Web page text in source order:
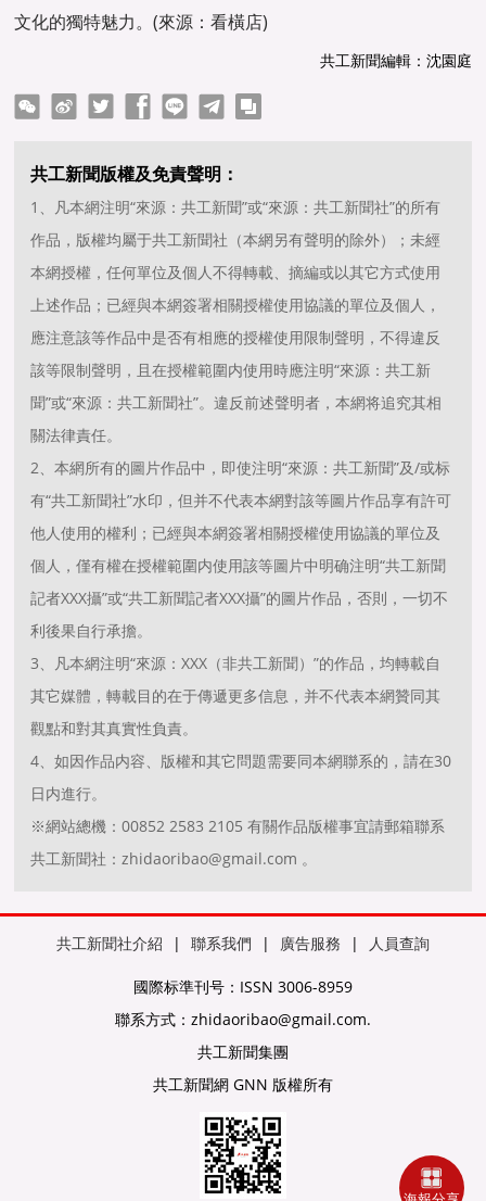
文化的獨特魅力。(來源：看橫店)
共工新聞編輯：沈園庭
linetelegram copy
共工新聞版權及免責聲明：
1、凡本網注明“來源：共工新聞”或“來源：共工新聞社”的所有
作品，版權均屬于共工新聞社（本網另有聲明的除外）；未經
本網授權，任何單位及個人不得轉載、摘編或以其它方式使用
上述作品；已經與本網簽署相關授權使用協議的單位及個人，
應注意該等作品中是否有相應的授權使用限制聲明，不得違反
該等限制聲明，且在授權範圍内使用時應注明“來源：共工新
聞”或“來源：共工新聞社”。違反前述聲明者，本網将追究其相
關法律責任。
2、本網所有的圖片作品中，即使注明“來源：共工新聞”及/或标
有“共工新聞社”水印，但并不代表本網對該等圖片作品享有許可
他人使用的權利；已經與本網簽署相關授權使用協議的單位及
個人，僅有權在授權範圍内使用該等圖片中明确注明“共工新聞
記者XXX攝”或“共工新聞記者XXX攝”的圖片作品，否則，一切不
利後果自行承擔。
3、凡本網注明“來源：XXX（非共工新聞）”的作品，均轉載自
其它媒體，轉載目的在于傳遞更多信息，并不代表本網贊同其
觀點和對其真實性負責。
4、如因作品内容、版權和其它問題需要同本網聯系的，請在30
日内進行。
※網站總機：00852 2583 2105 有關作品版權事宜請郵箱聯系
共工新聞社：zhidaoribao@gmail.com 。
共工新聞社介紹 | 聯系我們 | 廣告服務 | 人員查詢
國際标準刊号：ISSN 3006-8959
聯系方式：zhidaoribao@gmail.com.
共工新聞集團
共工新聞網 GNN 版權所有